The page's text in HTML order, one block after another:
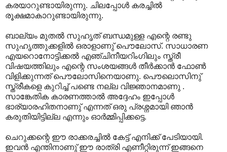
കരയാറുണ്ടായിരുന്നു. ചിലപ്പോള്‍ കരച്ചില്‍
രൂക്ഷമാകാറുണ്ടായിരുന്നു.
ബാല്യം മുതല്‍ സുഹൃത് ബന്ധമുള്ള എന്റെ രണ്ടു
സുഹൃത്തുക്കളില്‍ ഒരാളാണു് പൌലോസ്. സാധാരണ
എയറൊനോട്ടിക്കല്‍ എഞ്ചിനീയറിംഗിലും സ്ത്രീ
വിഷയത്തിലും എന്റെ സംശയങ്ങള്‍ തീര്‍ക്കാന്‍ ഫോണ്‍
വിളിക്കുന്നത് പൌലോസിനെയാണു. പൌലൊസിനു്
സ്ത്രീകളെ കുറിച്ച് പണ്ടെ നല്ല വിജ്ഞാനമാണു .
സാങ്കേതിക കാരണത്താല്‍ അദ്ദേഹം ഇപ്പോള്‍
ഭാര്യാരഹിതനാണു് എന്നത് ഒരു പ്രശ്നമായി ഞാന്‍
കരുതിയിട്ടില്ല എന്നും ഓര്‍മ്മിപ്പിക്കട്ടെ.
ചെറുക്കന്റെ ഈ രാക്കരച്ചില്‍ കേട്ട് എനിക്ക് പേടിയായി.
ഇവന്‍ എന്തിനാണു് ഈ രാത്രി എണീറ്റിരുന്ന് ഇങ്ങനെ